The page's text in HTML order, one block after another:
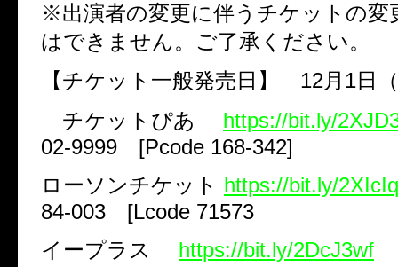
※出演者の変更に伴うチケットの変
はできません。ご了承ください。
【チケット一般発売日】 12月 1日
チケットぴあ
https://bit.ly/
02-9999
[Pcode 168-342]
ローソンチケット https://bit.ly/
84-003
[Lcode 71573
イープラス
https://bit.ly/2DcJ3wf